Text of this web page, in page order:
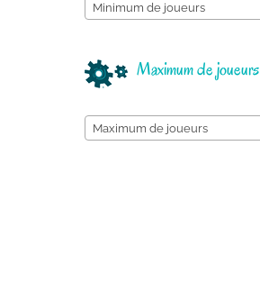
Minimum de joueurs
Maximum de joueurs
Maximum de joueurs